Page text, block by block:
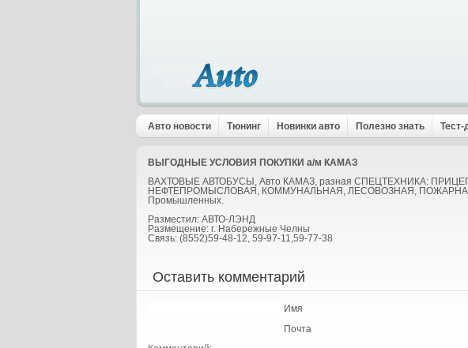
Авто новости Тюнинг Новинки авто Полезно знать Тест-
ВЫГОДНЫЕ УСЛОВИЯ ПОКУПКИ а/м КАМАЗ
ВАХТОВЫЕ АВТОБУСЫ, Авто КАМАЗ, разная СПЕЦТЕХНИКА:
НЕФТЕПРОМЫСЛОВАЯ, КОММУНАЛЬНАЯ, ЛЕСОВОЗНАЯ,
Промышленных.
Разместил: АВТО-ЛЭНД
Размещение: г. Набережные Челны
Связь: (8552)59-48-12, 59-97-11,59-77-38
Оставить комментарий
Имя
Почта